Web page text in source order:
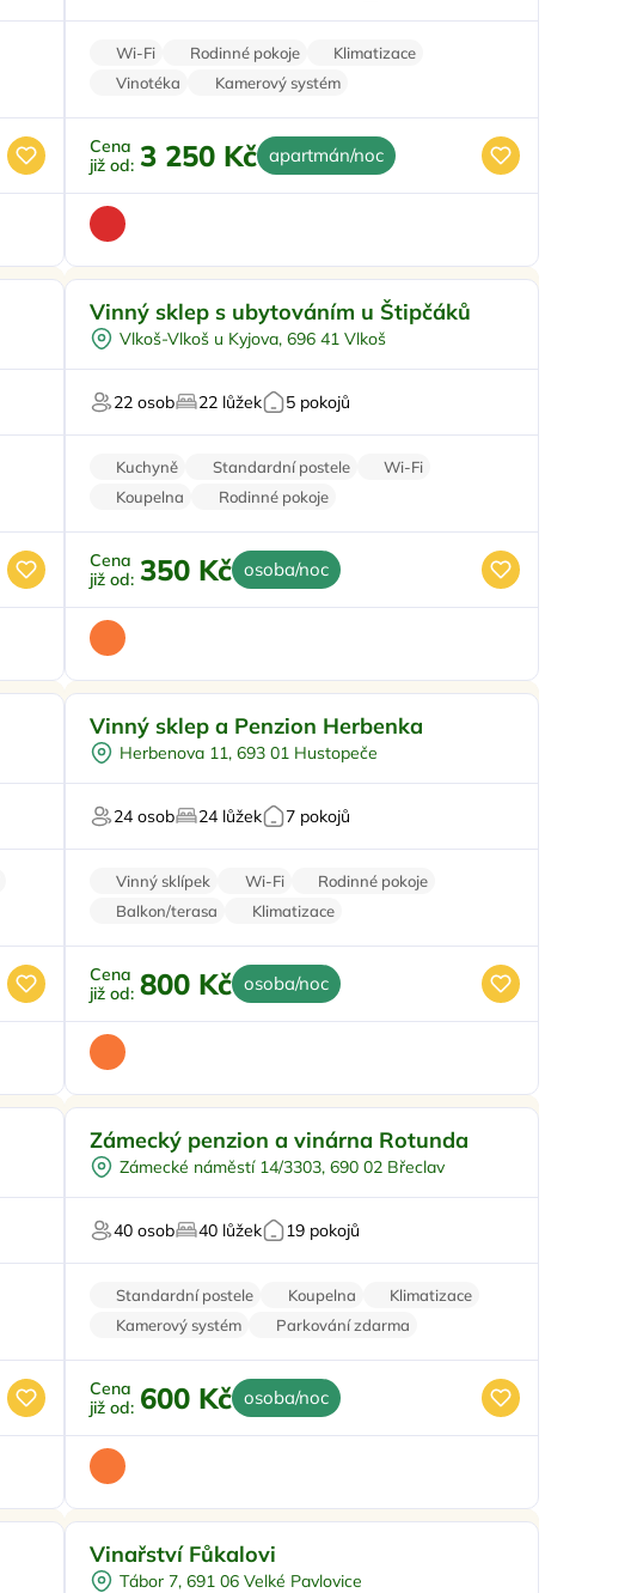
Wi-Fi Rodinné pokoje
Klimatizace
Vinotéka
Kamerový systém
Cena
již od: 3 250 Kč apartmán/noc
Vinný sklípek
Večeře
Pro milovníky vína
Doporučujeme
Vinný sklep s ubytováním u Štipčáků
Vlkoš-Vlkoš u Kyjova, 696 41 Vlkoš
22 osob 22 lůžek 5 pokojů
Kuchyně Standardní postele
Wi-Fi
Koupelna
Rodinné pokoje
Cena
již od: 350 Kč osoba/noc
Snídaně
Půjčení kol
Vinný sklep a Penzion Herbenka
Herbenova 11, 693 01 Hustopeče
24 osob 24 lůžek 7 pokojů
Vinný sklípek Wi-Fi
Rodinné pokoje
Balkon/terasa
Klimatizace
Cena
již od: 800 Kč osoba/noc
Snídaně
Vinný sklípek
V rekreační oblasti
Zámecký penzion a vinárna Rotunda
Zámecké náměstí 14/3303, 690 02 Břeclav
40 osob 40 lůžek 19 pokojů
Standardní postele Koupelna
Klimatizace
Kamerový systém
Parkování zdarma
Cena
již od: 600 Kč osoba/noc
Venkovní posezení
Ve vinici
Vinařství Fůkalovi
Tábor 7, 691 06 Velké Pavlovice